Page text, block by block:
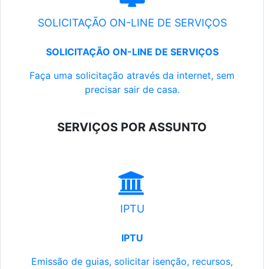
SOLICITAÇÃO ON-LINE DE SERVIÇOS
SOLICITAÇÃO ON-LINE DE SERVIÇOS
Faça uma solicitação através da internet, sem
precisar sair de casa.
SERVIÇOS POR ASSUNTO
IPTU
IPTU
Emissão de guias, solicitar isenção, recursos,